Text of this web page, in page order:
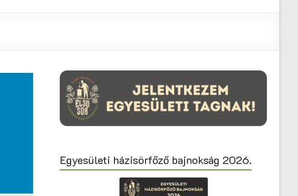
Egyesületi házisörfőző bajnokság 2026.